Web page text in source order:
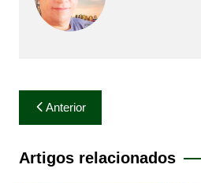
Navegação
de
Post
Anterior
Artigos relacionados